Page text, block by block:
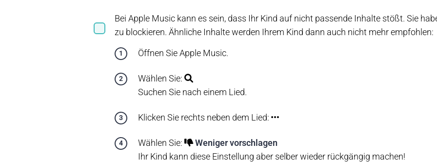
Bei Apple Music kann es sein, dass Ihr Kind auf nicht passende Inhalte stößt. Sie
zu blockieren. Ähnliche Inhalte werden Ihrem Kind dann auch nicht mehr empfohlen:
Öffnen Sie Apple Music.
Wählen Sie:
Suchen Sie nach einem Lied.
Klicken Sie rechts neben dem Lied:
Wählen Sie:
Weniger vorschlagen
Ihr Kind kann diese Einstellung aber selber wieder rückgängig machen!